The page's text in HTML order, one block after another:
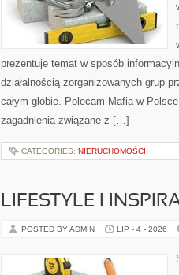
prezentuje temat w sposób
działalnością zorganizowanych grup
całym globie. Polecam Mafia w
zagadnienia związane z […]
CATEGORIES: NIERUCHOMOŚCI
LIFESTYLE I
POSTED BY ADMIN LIP - 4 - 2026